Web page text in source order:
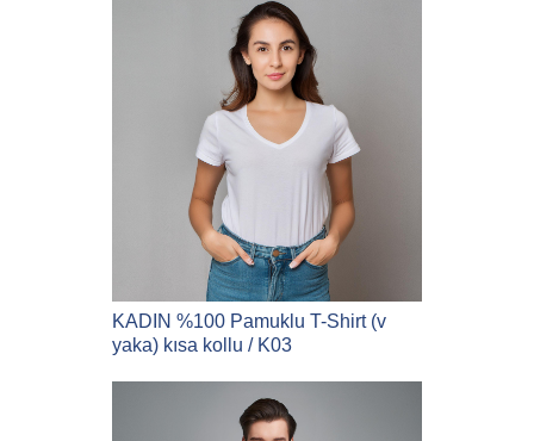
KADIN %100 Pamuklu T-Shirt (v
yaka) kısa kollu / K03